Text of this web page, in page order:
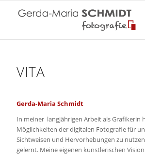
VITA
Gerda-Maria Schmidt
In meiner langjährigen Arbeit als Grafikerin
Möglichkeiten der digitalen Fotografie für
Sichtweisen und Hervorhebungen zu
gelernt. Meine eigenen künstlerischen